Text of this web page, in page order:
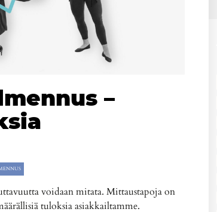
–
voidaan mitata. Mittaustapoja on
tuloksia asiakkailtamme.